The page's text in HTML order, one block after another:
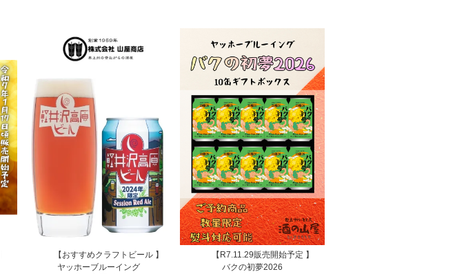
【おすすめクラフトビール 】
ヤッホーブルーイング
【R7.11.29販売開始予定 】
バクの初夢2026